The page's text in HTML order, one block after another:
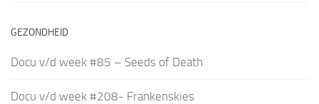
GEZONDHEID
Docu v/d week #85 – Seeds of Death
Docu v/d week #208- Frankenskies